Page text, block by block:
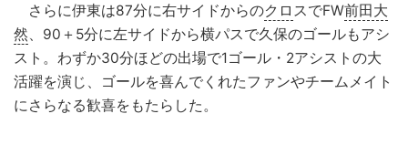
さらに伊東は87分に右サイドからのクロ スでFW前田大
然、90＋5分に左サイドから横パスで久保のゴールもアシ
スト。わずか30分ほどの出場で1ゴール・2アシストの大
活躍を演じ、ゴールを喜んでくれたファンやチームメイト
にさらなる歓喜をもたらした。